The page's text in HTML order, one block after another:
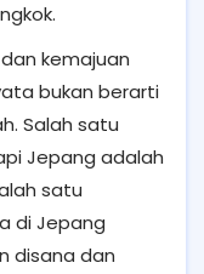
kemajuan
bukan berarti
Salah satu
Jepang adalah
satu
di Jepang
disana dan